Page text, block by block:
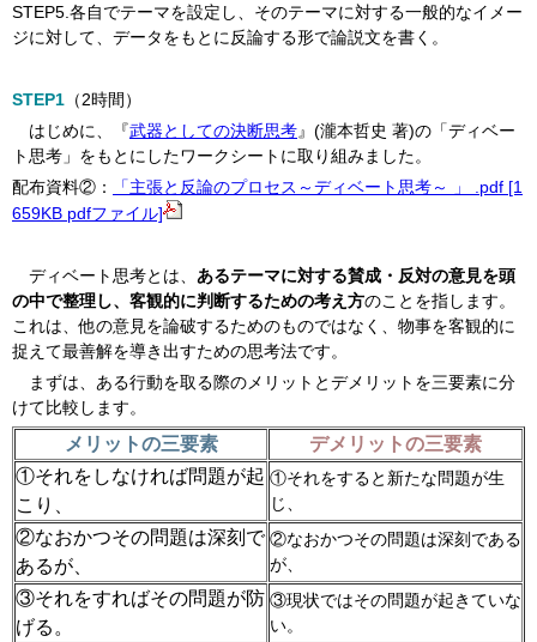
STEP5.各自でテーマを設定し、そのテーマに対する一般的なイメー
ジに対して、データをもとに反論する形で論説文を書く。
STEP1 （2時間）
はじめに、『武器としての決断思考』(瀧本哲史 著)の「ディベー
ト思考」をもとにしたワークシートに取り組みました。
配布資料②：
「主張と反論のプロセス～ディベート思考～ 」 .pdf [1
659KB pdfファイル]
ディベート思考とは、 あるテーマに対する賛成・反対の意見を頭
の中で整理し、客観的に判断するための考え方のことを指します。
これは、他の意見を論破するためのものではなく、物事を客観的に
捉えて最善解を導き出すための思考法です。
まずは、ある行動を取る際のメリットとデメリットを三要素に分
けて比較します。
メリットの三要素
デメリットの三要素
①それをしなければ問題が起
こり、
①それをすると新たな問題が生
じ、
②なおかつその問題は深刻で
あるが、
②なおかつその問題は深刻である
が、
③それをすればその問題が防
げる。
③現状ではその問題が起きていな
い。